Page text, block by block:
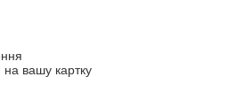
на вашу картку